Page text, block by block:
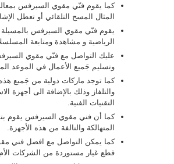
كما يقوم فنّي مقوي السيرفس
المثال المسح التلقائي أو تعطل
يقوم فنّي مقوي السيرفس بالمسيلة
الرياضية و مشاهدة ومتابعة
عليك التواصل مع فنّي مقوي
وتسليم جَميع الأعمال في الموعد
كما توجد ماركات دولية من جَميع
والتلفاز وذلك بالإضافة الى أجهزة
التقنيات الفنية.
كما أن فني مقوي السيرفس يقوم
المتهالكة والتالفة من هذه الأجهزة.
كما يمكن التواصل مع افضل فني
قطع غيار مستوردة من الشركات